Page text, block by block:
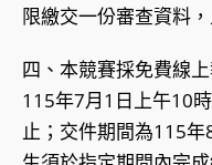
限繳交一份審查資料
四、本競賽採免費線
115年7月1日上午10
止；交件期間為115